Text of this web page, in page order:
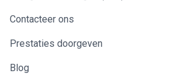
Contacteer ons
Prestaties doorgeven
Blog